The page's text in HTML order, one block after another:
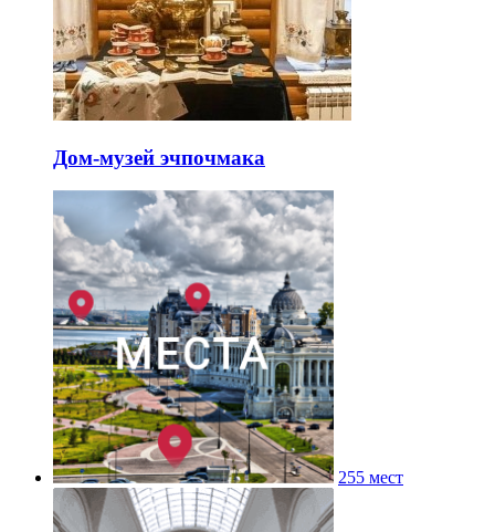
Дом-музей эчпочмака
255 мест